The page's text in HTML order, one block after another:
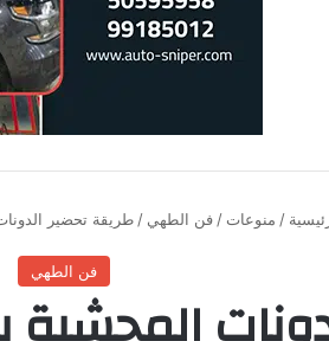
/ منوعات / فن الطهي / طريقة تحضير
فن الطهي